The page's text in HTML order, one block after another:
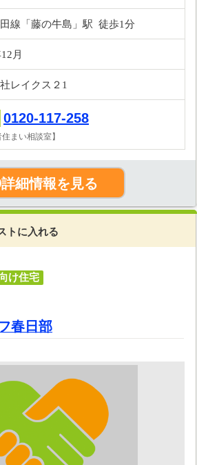
線「藤の牛島」駅 徒歩1分
月
レイクス２1
0120-117-258
住まい相談室】
詳細情報を見る
トに入れる
け住宅
春日部